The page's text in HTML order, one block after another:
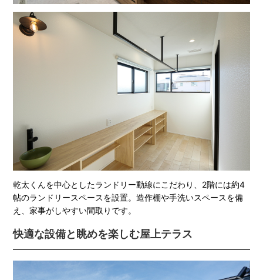
乾太くんを中心としたランドリー動線にこだわり、2階には約4
帖のランドリースペースを設置。造作棚や手洗いスペースを備
え、家事がしやすい間取りです。
快適な設備と眺めを楽しむ屋上テラス